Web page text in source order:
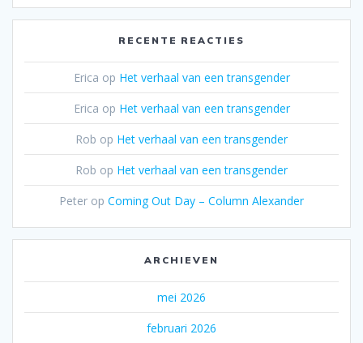
RECENTE REACTIES
Erica op Het verhaal van een transgender
Erica op Het verhaal van een transgender
Rob op Het verhaal van een transgender
Rob op Het verhaal van een transgender
Peter op Coming Out Day – Column Alexander
ARCHIEVEN
mei 2026
februari 2026